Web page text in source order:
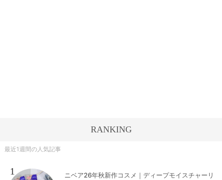
RANKING
最近1週間の人気記事
1
ニベア26年秋新作コスメ｜ディープモイスチャーリ